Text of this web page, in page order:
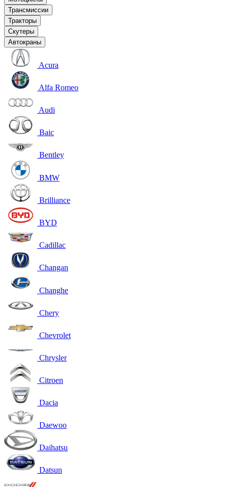
Трансмиссии
Тракторы
Скутеры
Автокраны
Acura
Alfa Romeo
Audi
Baic
Bentley
BMW
Brilliance
BYD
Cadillac
Changan
Changhe
Chery
Chevrolet
Chrysler
Citroen
Dacia
Daewoo
Daihatsu
Datsun